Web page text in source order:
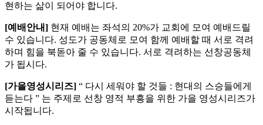
현하는 삶이 되어야 합니다.
[예배안내] 현재 예배는 좌석의 20%가 교회에 모여 예배드릴
수 있습니다. 성도가 공동체로 모여 함께 예배할 때 서로 격려
하며 힘을 북돋아 줄 수 있습니다. 서로 격려하는 선창공동체
가 됩시다.
[가을영성시리즈] “ 다시 세워야 할 것들 : 현대의 스승들에게
듣는다 ” 는 주제로 선창 영적 부흥을 위한 가을 영성시리즈가
시작됩니다.